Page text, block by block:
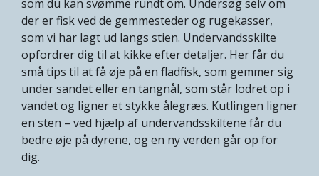
som du kan svømme rundt om. Undersøg selv om
der er fisk ved de gemmesteder og rugekasser,
som vi har lagt ud langs stien. Undervandsskilte
opfordrer dig til at kikke efter detaljer. Her får du
små tips til at få øje på en fladfisk, som gemmer sig
under sandet eller en tangnål, som står lodret op i
vandet og ligner et stykke ålegræs. Kutlingen ligner
en sten – ved hjælp af undervandsskiltene får du
bedre øje på dyrene, og en ny verden går op for
dig.